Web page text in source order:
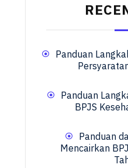
Panduan
Panduan
BPJS
Panduan
Mencairkan